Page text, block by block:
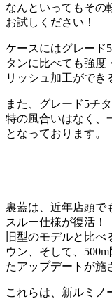
なんといってもその
お試しください！
ケースにはグレード
タンに比べても強度
リッシュ加工ができ
また、グレード5チ
特の風合いはなく、
となっております。
裏蓋は、近年店頭で
スルー仕様が復活！
旧型のモデルと比
ウン、そして、
たアップデートが施
これらは、新ルミノ